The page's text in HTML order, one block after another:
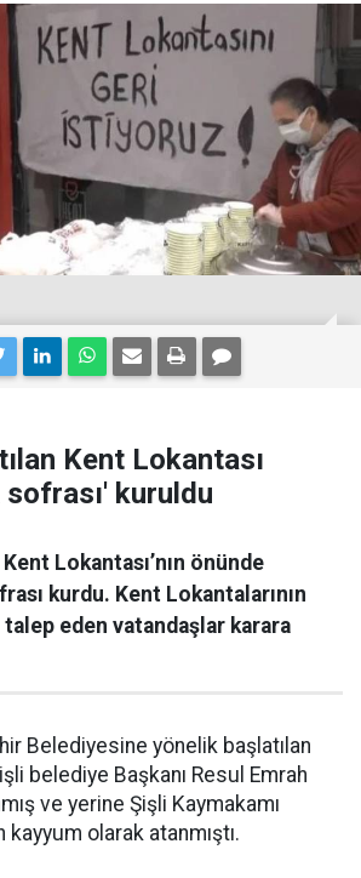
Kent Lokantası
kuruldu
Lokantası’nın önünde
kurdu. Kent Lokantalarının
talep eden vatandaşlar karara
Belediyesine yönelik başlatılan
belediye Başkanı Resul Emrah
ve yerine Şişli Kaymakamı
olarak atanmıştı.